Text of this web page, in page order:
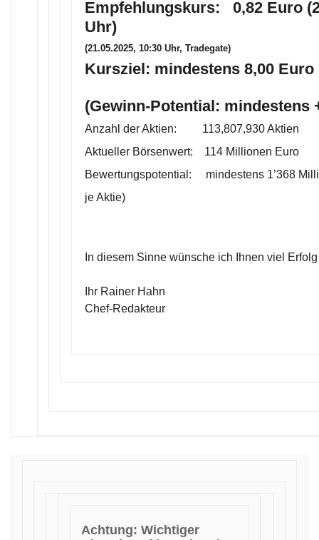
Empfehlungskurs: 0,82 Euro
Uhr)
(21.05.2025, 10:30 Uhr, Tradegate)
Kursziel: mindestens 8,00 Euro
(Gewinn-Potential: mindestens
Anzahl der Aktien: 113,807,930 Aktien
Aktueller Börsenwert: 114 Millionen Euro
Bewertungspotential: mindestens 1’368
je Aktie)
In diesem Sinne wünsche ich Ihnen viel
Ihr Rainer Hahn
Chef-Redakteur
Achtung: Wichtiger